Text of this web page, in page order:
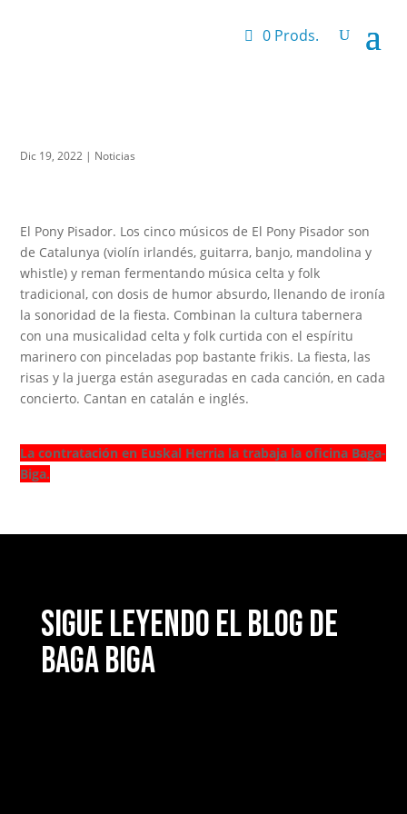
0 Prods.
Dic 19, 2022 | Noticias
El Pony Pisador. Los cinco músicos de El Pony Pisador son
de Catalunya (violín irlandés, guitarra, banjo, mandolina y
whistle) y reman fermentando música celta y folk
tradicional, con dosis de humor absurdo, llenando de ironía
la sonoridad de la fiesta. Combinan la cultura tabernera
con una musicalidad celta y folk curtida con el espíritu
marinero con pinceladas pop bastante frikis. La fiesta, las
risas y la juerga están aseguradas en cada canción, en cada
concierto. Cantan en catalán e inglés.
La contratación en Euskal Herria la trabaja la oficina Baga-
Biga.
Sigue leyendo el blog de
Baga Biga